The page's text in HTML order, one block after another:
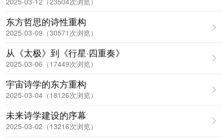
东方哲思的诗性重构
2025-03-09（30571次浏览）
从《太极》到《行星·四重奏》
2025-03-06（17449次浏览）
宇宙诗学的东方重构
2025-03-04（18126次浏览）
未来诗学建设的序幕
2025-03-02（13216次浏览）